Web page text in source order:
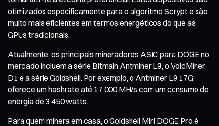
otimizados especificamente para o algoritmo Scrypt e são
muito mais eficientes em termos energéticos do que as
GPUs tradicionais.
Atualmente, os principais mineradores ASIC para DOGE no
mercado incluem a série Bitmain Antminer L9, o VolcMiner
D1 e a série Goldshell. Por exemplo, o Antminer L9 17G
oferece um hashrate até 17 000 MH/s com um consumo de
energia de 3 450 watts.
Para quem minera em casa, o Goldshell Mini DOGE Pro é